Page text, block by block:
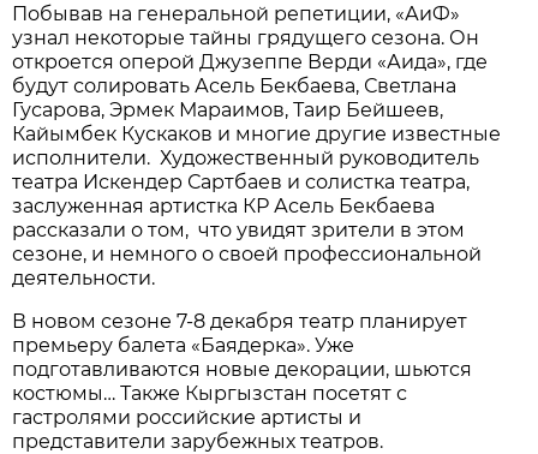
Побывав на генеральной репетиции, «АиФ»
узнал некоторые тайны грядущего сезона. Он
откроется оперой Джузеппе Верди «Аида», где
будут солировать Асель Бекбаева, Светлана
Гусарова, Эрмек Мараимов, Таир Бейшеев,
Кайымбек Кускаков и многие другие известные
исполнители. Художественный руководитель
театра Искендер Сартбаев и солистка театра,
заслуженная артистка КР Асель Бекбаева
рассказали о том, что увидят зрители в этом
сезоне, и немного о своей профессиональной
деятельности.
В новом сезоне 7-8 декабря театр планирует
премьеру балета «Баядерка». Уже
подготавливаются новые декорации, шьются
костюмы… Также Кыргызстан посетят с
гастролями российские артисты и
представители зарубежных театров.